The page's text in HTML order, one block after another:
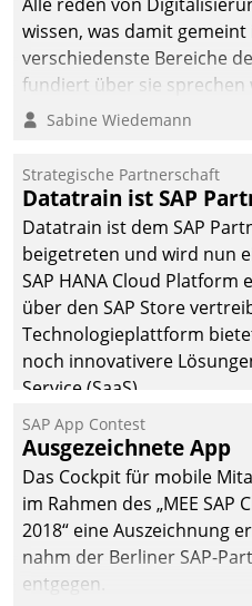
wissen, was damit
verschiedenste Bereiche
fundiert über sie sprechen
klären. Ein Aspekt ist die
Einsparungen durch
Prozesse. Doch man darf
mit der Einführung einer
getan. Die Digitalisierung
die Bereitschaft, sich zu
und zu verändern.
Sabine Wiedemann
Strategische Partnerschaft
Datatrain ist SAP
Datatrain ist dem SAP
beigetreten und wird nun
SAP HANA Cloud Platform
über den SAP Store
Technologieplattform
noch innovativere
Service (SaaS).
SAP App Contest
Ausgezeichnete App
Das Cockpit für mobile
im Rahmen des „MEE
2018“ eine Auszeichnung
nahm der Berliner SAP-
entgegen.